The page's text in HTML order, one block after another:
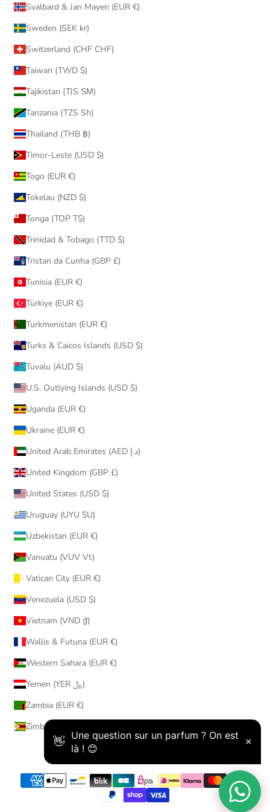
Svalbard & Jan Mayen (EUR €)
Sweden (SEK kr)
Switzerland (CHF CHF)
Taiwan (TWD $)
Tajikistan (TJS ЅМ)
Tanzania (TZS Sh)
Thailand (THB ฿)
Timor-Leste (USD $)
Togo (EUR €)
Tokelau (NZD $)
Tonga (TOP T$)
Trinidad & Tobago (TTD $)
Tristan da Cunha (GBP £)
Tunisia (EUR €)
Türkiye (EUR €)
Turkmenistan (EUR €)
Turks & Caicos Islands (USD $)
Tuvalu (AUD $)
U.S. Outlying Islands (USD $)
Uganda (EUR €)
Ukraine (EUR €)
United Arab Emirates (AED د.إ)
United Kingdom (GBP £)
United States (USD $)
Uruguay (UYU $U)
Uzbekistan (EUR €)
Vanuatu (VUV Vt)
Vatican City (EUR €)
Venezuela (USD $)
Vietnam (VND ₫)
Wallis & Futuna (EUR €)
Western Sahara (EUR €)
Yemen (YER ﷼)
Zambia (EUR €)